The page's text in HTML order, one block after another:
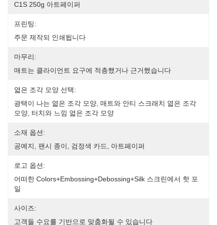
C1S 250g 아트페이퍼
프린팅:
주문 제작되 인쇄됩니다
마무리:
매트는 클라이언트 요구에 적층했거나 근거했습니다
엷은 조각 모양 선택:
광택이 나는 엷은 조각 모양, 매트와 안티 스크래치 엷은 조각
모양, 터치와 느낌 엷은 조각 모양
소재 옵션:
공예지, 팬시 종이, 검정색 카드, 아트페이퍼
로고 옵션:
어떠한 Colors+embossing+debossing+silk 스크린에서 핫 포
일
사이즈:
고객들 수요를 기반으로 맞춤화될 수 있습니다